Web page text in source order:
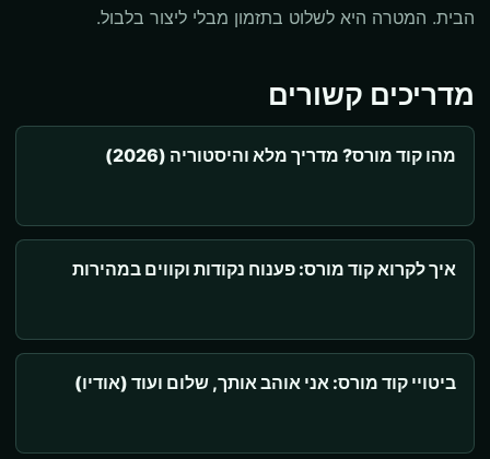
הבית. המטרה היא לשלוט בתזמון מבלי ליצור בלבול.
מדריכים קשורים
מהו קוד מורס? מדריך מלא והיסטוריה (2026)
איך לקרוא קוד מורס: פענוח נקודות וקווים במהירות
ביטויי קוד מורס: אני אוהב אותך, שלום ועוד (אודיו)